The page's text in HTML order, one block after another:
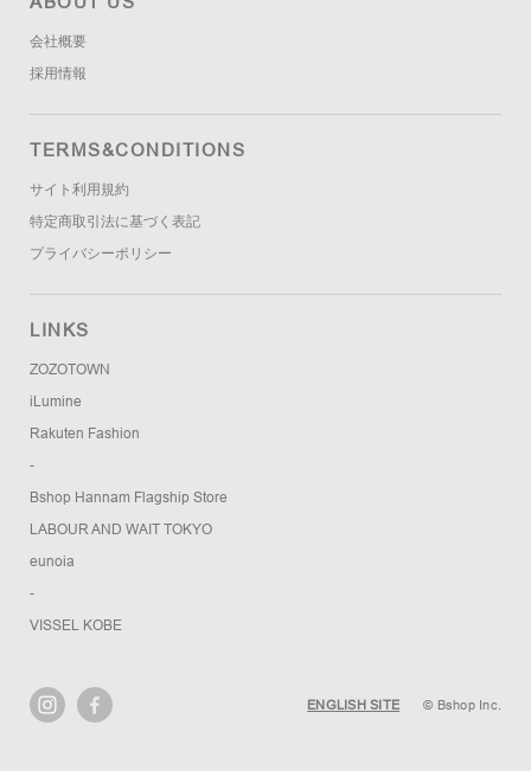
会社概要
採用情報
TERMS&CONDITIONS
サイト利用規約
特定商取引法に基づく表記
プライバシーポリシー
LINKS
ZOZOTOWN
iLumine
Rakuten Fashion
-
Bshop Hannam Flagship Store
LABOUR AND WAIT TOKYO
eunoia
-
VISSEL KOBE
ENGLISH SITE © Bshop Inc.